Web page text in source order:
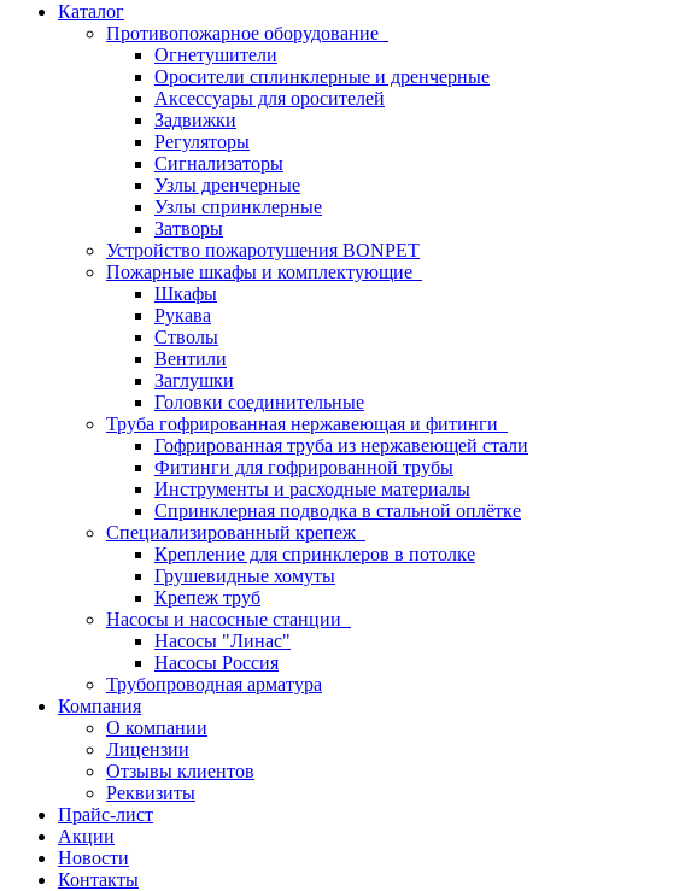
Каталог
Противопожарное оборудование
Огнетушители
Оросители сплинклерные и дренчерные
Аксессуары для оросителей
Задвижки
Регуляторы
Сигнализаторы
Узлы дренчерные
Узлы спринклерные
Затворы
Устройство пожаротушения BONPET
Пожарные шкафы и комплектующие
Шкафы
Рукава
Стволы
Вентили
Заглушки
Головки соединительные
Труба гофрированная нержавеющая и фитинги
Гофрированная труба из нержавеющей стали
Фитинги для гофрированной трубы
Инструменты и расходные материалы
Спринклерная подводка в стальной оплётке
Специализированный крепеж
Крепление для спринклеров в потолке
Грушевидные хомуты
Крепеж труб
Насосы и насосные станции
Насосы "Линас"
Насосы Россия
Трубопроводная арматура
Компания
О компании
Лицензии
Отзывы клиентов
Реквизиты
Прайс-лист
Акции
Новости
Контакты